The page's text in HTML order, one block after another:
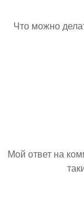
Что можно
Мой ответ на